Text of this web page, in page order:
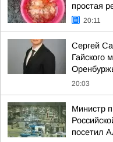
простая
20:11
Сергей
Гайского
20:03
Министр
посетил